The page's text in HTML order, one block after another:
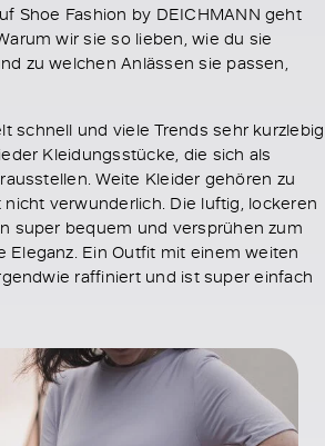
Shoe Fashion by DEICHMANN geht
wir sie so lieben, wie du sie
zu welchen Anlässen sie passen,
schnell und viele Trends sehr kurzlebig
Kleidungsstücke, die sich als
Weite Kleider gehören zu
verwunderlich. Die luftig, lockeren
super bequem und versprühen zum
Eleganz. Ein Outfit mit einem weiten
raffiniert und ist super einfach